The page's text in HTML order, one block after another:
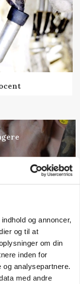
og annoncer,
og til at
om din
inden for
og analysepartnere.
med andre